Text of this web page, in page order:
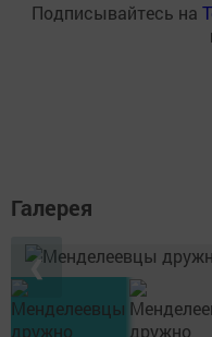
Подписывайтесь на
Галерея
❮